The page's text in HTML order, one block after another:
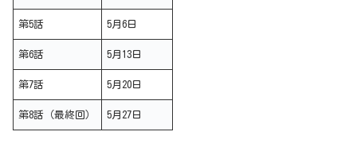
第5話 5月6日
第6話 5月13日
第7話 5月20日
第8話（最終回） 5月27日